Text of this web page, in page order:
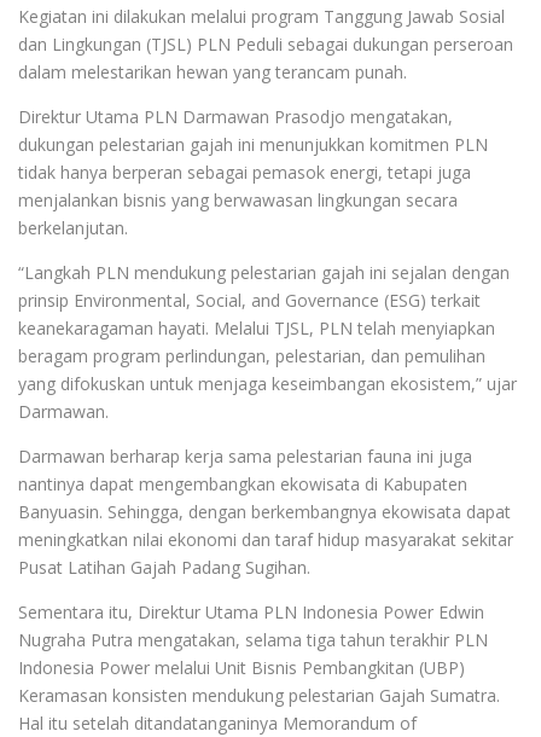
Kegiatan ini dilakukan melalui program Tanggung Jawab Sosial
dan Lingkungan (TJSL) PLN Peduli sebagai dukungan perseroan
dalam melestarikan hewan yang terancam punah.
Direktur Utama PLN Darmawan Prasodjo mengatakan,
dukungan pelestarian gajah ini menunjukkan komitmen PLN
tidak hanya berperan sebagai pemasok energi, tetapi juga
menjalankan bisnis yang berwawasan lingkungan secara
berkelanjutan.
“Langkah PLN mendukung pelestarian gajah ini sejalan dengan
prinsip Environmental, Social, and Governance (ESG) terkait
keanekaragaman hayati. Melalui TJSL, PLN telah menyiapkan
beragam program perlindungan, pelestarian, dan pemulihan
yang difokuskan untuk menjaga keseimbangan ekosistem,” ujar
Darmawan.
Darmawan berharap kerja sama pelestarian fauna ini juga
nantinya dapat mengembangkan ekowisata di Kabupaten
Banyuasin. Sehingga, dengan berkembangnya ekowisata dapat
meningkatkan nilai ekonomi dan taraf hidup masyarakat sekitar
Pusat Latihan Gajah Padang Sugihan.
Sementara itu, Direktur Utama PLN Indonesia Power Edwin
Nugraha Putra mengatakan, selama tiga tahun terakhir PLN
Indonesia Power melalui Unit Bisnis Pembangkitan (UBP)
Keramasan konsisten mendukung pelestarian Gajah Sumatra.
Hal itu setelah ditandatanganinya Memorandum of